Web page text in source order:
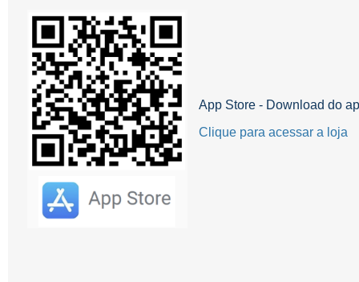
App Store - Download do
Clique para acessar a loja